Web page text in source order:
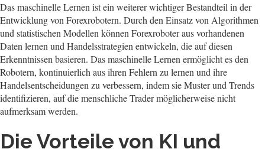
Das maschinelle Lernen ist ein weiterer wichtiger Bestandteil in der
Entwicklung von Forexrobotern. Durch den Einsatz von Algorithmen
und statistischen Modellen können Forexroboter aus vorhandenen
Daten lernen und Handelsstrategien entwickeln, die auf diesen
Erkenntnissen basieren. Das maschinelle Lernen ermöglicht es den
Robotern, kontinuierlich aus ihren Fehlern zu lernen und ihre
Handelsentscheidungen zu verbessern, indem sie Muster und Trends
identifizieren, auf die menschliche Trader möglicherweise nicht
aufmerksam werden.
Die Vorteile von KI und